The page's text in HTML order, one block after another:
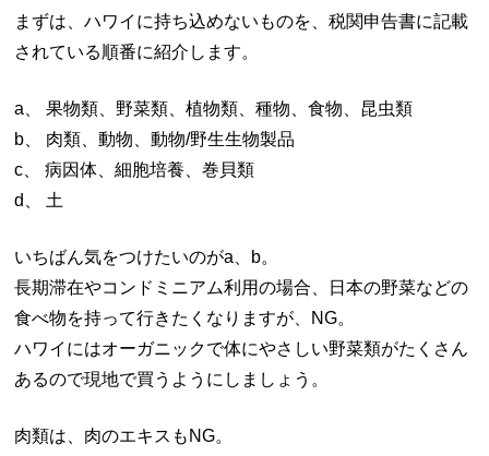
まずは、ハワイに持ち込めないものを、税関申告書に記載
されている順番に紹介します。
a、 果物類、野菜類、植物類、種物、食物、昆虫類
b、 肉類、動物、動物/野生生物製品
c、 病因体、細胞培養、巻貝類
d、 土
いちばん気をつけたいのがa、b。
長期滞在やコンドミニアム利用の場合、日本の野菜などの
食べ物を持って行きたくなりますが、NG。
ハワイにはオーガニックで体にやさしい野菜類がたくさん
あるので現地で買うようにしましょう。
肉類は、肉のエキスもNG。